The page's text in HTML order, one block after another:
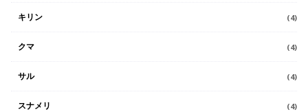
キリン (4)
クマ (4)
サル (4)
スナメリ (4)